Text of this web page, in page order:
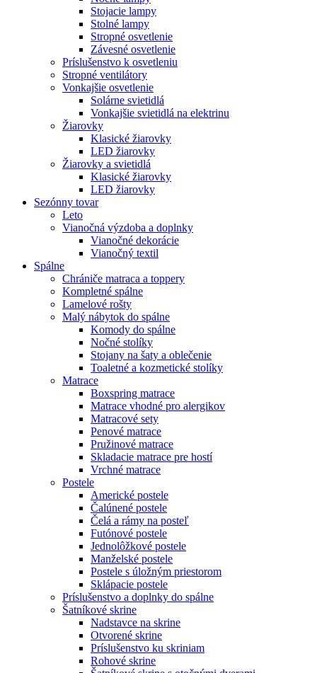
Stojacie lampy
Stolné lampy
Stropné osvetlenie
Závesné osvetlenie
Príslušenstvo k osvetleniu
Stropné ventilátory
Vonkajšie osvetlenie
Solárne svietidlá
Vonkajšie svietidlá na elektrinu
Žiarovky
Klasické žiarovky
LED žiarovky
Žiarovky a svietidlá
Klasické žiarovky
LED žiarovky
Sezónny tovar
Leto
Vianočná výzdoba a doplnky
Vianočné dekorácie
Vianočný textil
Spálne
Chrániče matraca a toppery
Kompletné spálne
Lamelové rošty
Malý nábytok do spálne
Komody do spálne
Nočné stolíky
Stojany na šaty a oblečenie
Toaletné a kozmetické stolíky
Matrace
Boxspring matrace
Matrace vhodné pro alergikov
Matracové sety
Penové matrace
Pružinové matrace
Skladacie matrace pre hostí
Vrchné matrace
Postele
Americké postele
Čalúnené postele
Čelá a rámy na posteľ
Futónové postele
Jednolôžkové postele
Manželské postele
Postele s úložným priestorom
Sklápacie postele
Príslušenstvo a doplnky do spálne
Šatníkové skrine
Nadstavce na skrine
Otvorené skrine
Príslušenstvo ku skriniam
Rohové skrine